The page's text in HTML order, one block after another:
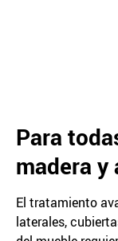
Para
madera y
El tratamiento
laterales,